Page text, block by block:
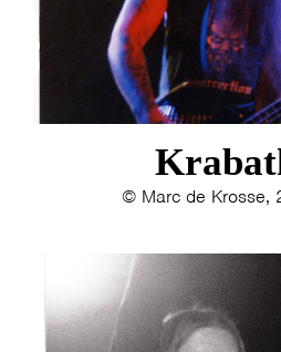
INFOWEBSHOP
© Marc de Krosse,